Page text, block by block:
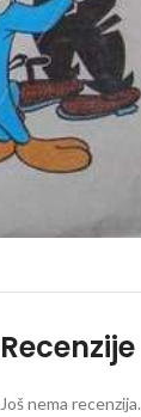
Recenzije
Još nema recenzija.